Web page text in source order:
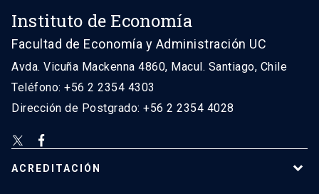
Instituto de Economía
Facultad de Economía y Administración UC
Avda. Vicuña Mackenna 4860, Macul. Santiago, Chile
Teléfono: +56 2 2354 4303
Dirección de Postgrado: +56 2 2354 4028
ACREDITACIÓN